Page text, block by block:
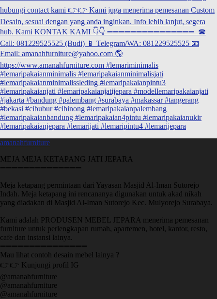
amanahfurniture
MEJA MEJA KETAPANG JATI JEPARA
➖➖➖➖➖➖➖➖➖➖➖➖➖➖
Meja ketapang permintaan dari Yayasan Masjid Al-Iman Sutorejo
Indah. Meja ketapang ini rencananya digunakan untuk akad nikah
yang diadakan di Masjid Al-Iman Sutorejo Kec. Mulyorejo Surabaya.
Kami adalah PRODUSEN MEBEL JEPARA menerima pemesanan
furniture untuk perlengkapan rumah, apartemen, hotel, kantor, resto,
cafe dan instansi lainya.
➖➖➖➖➖➖➖➖➖➖➖➖➖➖➖
Mau lihat contoh desain mebel lainya ?
👉👉 Kunjungi profil IG
@amanahfurniture
@amanahfurniture
@amanahfurniture